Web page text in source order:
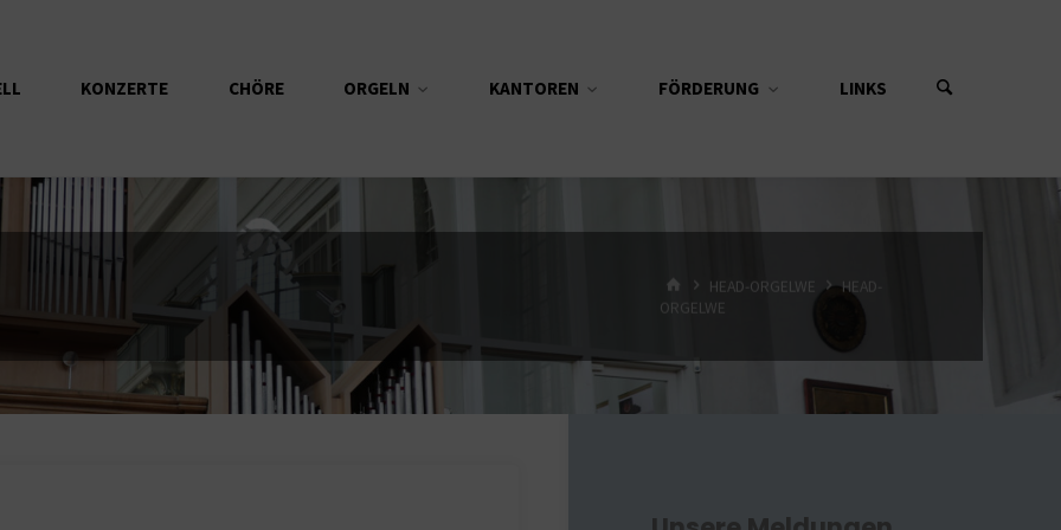
KONZERTE CHÖRE ORGELN KANTOREN FÖRDERUNG LINKS
STARTHEAD-ORGELWE
HEAD-
ORGELWE